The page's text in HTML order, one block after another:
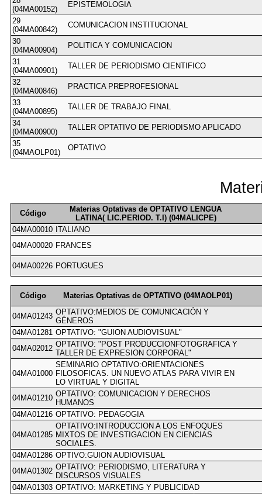
(04MA00152)
EPISTEMOLOGIA
29
(04MA00842)
COMUNICACION INSTITUCIONAL
30
(04MA00904)
POLITICA Y COMUNICACION
31
(04MA00901)
TALLER DE PERIODISMO CIENTIFICO
32
(04MA00846)
PRACTICA PREPROFESIONAL
33
(04MA00895)
TALLER DE TRABAJO FINAL
34
(04MA00900)
TALLER OPTATIVO DE PERIODISMO APLICADO
35
(04MAOLP01)
OPTATIVO
Código
Materias Optativas de OPTATIVO LENGUA
LATINA( LIC.PERIOD. T.I) (04MALICPE)
04MA00010 ITALIANO
04MA00020 FRANCES
04MA00226 PORTUGUES
Código Materias Optativas de OPTATIVO (04MAOLP01)
04MA01243 OPTATIVO:MEDIOS DE COMUNICACIÓN Y
GÉNEROS
04MA01281 OPTATIVO: "GUION AUDIOVISUAL"
04MA02012 OPTATIVO: "POST PRODUCCIONFOTOGRAFICA Y
TALLER DE EXPRESION CORPORAL"
04MA01000
SEMINARIO OPTATIVO:ORIENTACIONES
FILOSOFICAS. UN NUEVO ATLAS PARA VIVIR EN
LO VIRTUAL Y DIGITAL
04MA01210 OPTATIVO: COMUNICACION Y DERECHOS
HUMANOS
04MA01216 OPTATIVO: PEDAGOGIA
04MA01285
OPTATIVO:INTRODUCCION A LOS ENFOQUES
MIXTOS DE INVESTIGACION EN CIENCIAS
SOCIALES.
04MA01286 OPTIVO:GUION AUDIOVISUAL
04MA01302 OPTATIVO: PERIODISMO, LITERATURA Y
DISCURSOS VISUALES
04MA01303 OPTATIVO: MARKETING Y PUBLICIDAD